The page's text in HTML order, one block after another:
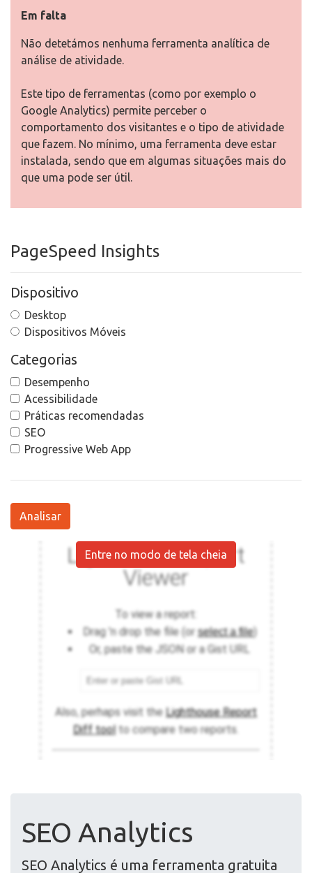
Em falta
Não detetámos nenhuma ferramenta analítica de
análise de atividade.
Este tipo de ferramentas (como por exemplo o
Google Analytics) permite perceber o
comportamento dos visitantes e o tipo de atividade
que fazem. No mínimo, uma ferramenta deve estar
instalada, sendo que em algumas situações mais do
que uma pode ser útil.
PageSpeed Insights
Dispositivo
Desktop
Dispositivos Móveis
Categorias
Desempenho
Acessibilidade
Práticas recomendadas
SEO
Progressive Web App
Analisar
Entre no modo de tela cheia
SEO Analytics
SEO Analytics é uma ferramenta gratuita